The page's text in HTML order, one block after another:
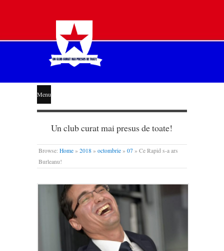
STEAUA
LIBERĂ
Menu
Un club curat mai presus de toate!
Browse: Home » 2018 » octombrie » 07 » Ce Rapid s-a ars
Burleanu!